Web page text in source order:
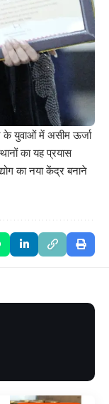
के युवाओं में असीम ऊर्जा
का यह प्रयास
का नया केंद्र बनाने